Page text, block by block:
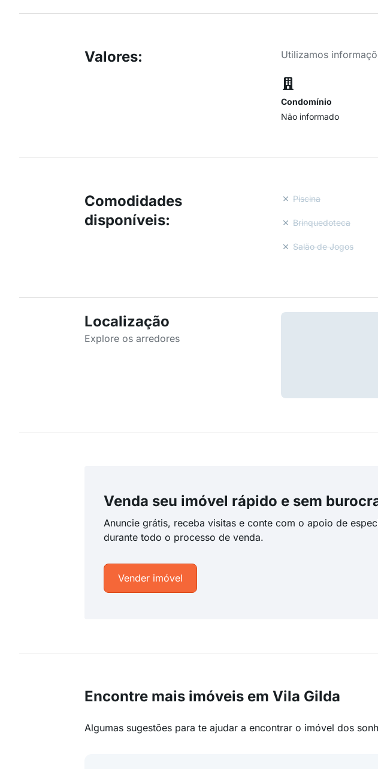
Valores: Utilizamos
Condomínio
Não informado
Comodidades
disponíveis:
Piscina
Brinquedoteca
Salão de Jogos
Localização
Explore os arredores
Venda seu imóvel rápido e sem
Anuncie grátis, receba visitas e conte com o apoio de
durante todo o processo de venda.
Vender imóvel
Encontre mais imóveis em Vila Gilda
Algumas sugestões para te ajudar a encontrar o imóvel dos